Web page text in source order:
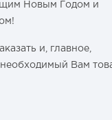
Новым Годом и
и, главное,
необходимый Вам